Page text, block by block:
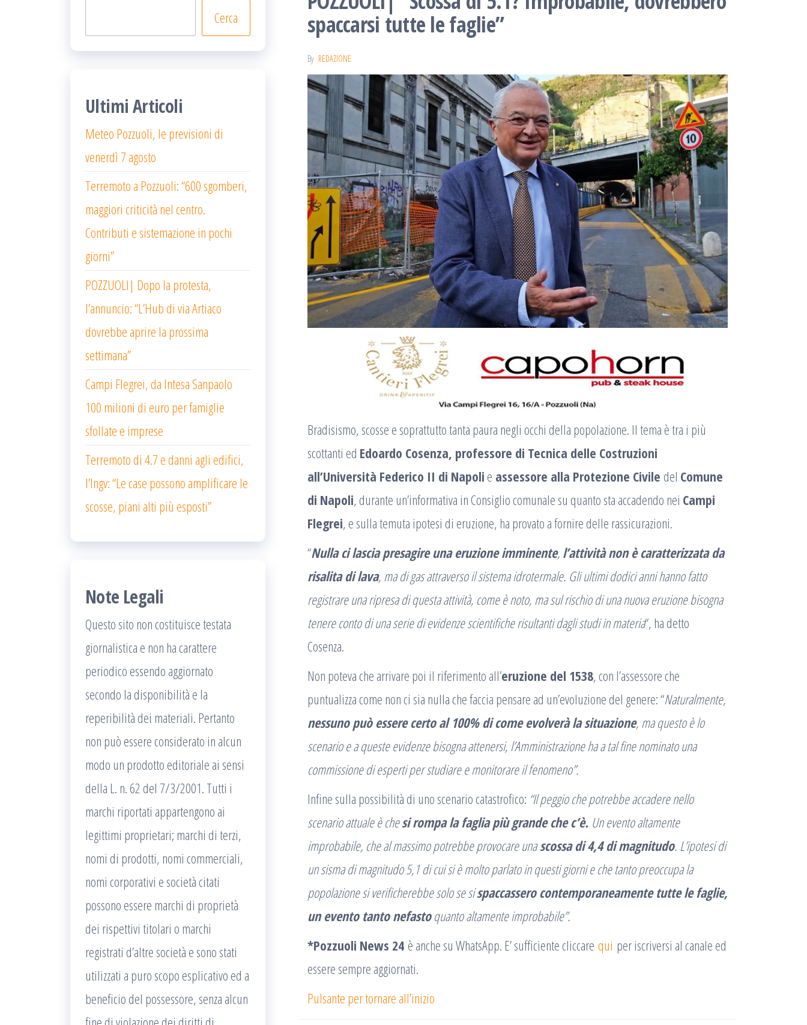
spaccarsi tutte le faglie”
By REDAZIONE
Bradisismo, scosse e soprattutto tanta paura negli occhi della popolazione. Il tema è tra i più
scottanti ed Edoardo Cosenza, professore di Tecnica delle Costruzioni
all’Università Federico II di Napoli e assessore alla Protezione Civile del Comune
di Napoli, durante un’informativa in Consiglio comunale su quanto sta accadendo nei Campi
Flegrei, e sulla temuta ipotesi di eruzione, ha provato a fornire delle rassicurazioni.
“Nulla ci lascia presagire una eruzione imminente, l’attività non è caratterizzata da
risalita di lava, ma di gas attraverso il sistema idrotermale. Gli ultimi dodici anni hanno fatto
registrare una ripresa di questa attività, come è noto, ma sul rischio di una nuova eruzione bisogna
tenere conto di una serie di evidenze scientifiche risultanti dagli studi in materia“, ha detto
Cosenza.
Non poteva che arrivare poi il riferimento all’eruzione del 1538, con l’assessore che
puntualizza come non ci sia nulla che faccia pensare ad un’evoluzione del genere: “Naturalmente,
nessuno può essere certo al 100% di come evolverà la situazione, ma questo è lo
scenario e a queste evidenze bisogna attenersi, l’Amministrazione ha a tal fine nominato una
commissione di esperti per studiare e monitorare il fenomeno”.
Infine sulla possibilità di uno scenario catastrofico: “Il peggio che potrebbe accadere nello
scenario attuale è chesi rompa la faglia più grande che c’è. Un evento altamente
improbabile, che al massimo potrebbe provocare unascossa di 4,4 di magnitudo. L’ipotesi di
un sisma di magnitudo 5,1 di cui si è molto parlato in questi giorni e che tanto preoccupa la
popolazione si verificherebbe solo se sispaccassero contemporaneamente tutte le faglie,
un evento tanto nefastoquanto altamente improbabile”.
*Pozzuoli News 24 è anche su WhatsApp. E’ sufficiente cliccare qui per iscriversi al canale ed
essere sempre aggiornati.
Pulsante per tornare all’inizio
Cerca
Ultimi Articoli
Meteo Pozzuoli, le previsioni di
venerdì 7 agosto
Terremoto a Pozzuoli: “600 sgomberi,
maggiori criticità nel centro.
Contributi e sistemazione in pochi
giorni”
POZZUOLI| Dopo la protesta,
l’annuncio: “L’Hub di via Artiaco
dovrebbe aprire la prossima
settimana”
Campi Flegrei, da Intesa Sanpaolo
100 milioni di euro per famiglie
sfollate e imprese
Terremoto di 4.7 e danni agli edifici,
l’Ingv: “Le case possono amplificare le
scosse, piani alti più esposti”
Note Legali
Questo sito non costituisce testata
giornalistica e non ha carattere
periodico essendo aggiornato
secondo la disponibilità e la
reperibilità dei materiali. Pertanto
non può essere considerato in alcun
modo un prodotto editoriale ai sensi
della L. n. 62 del 7/3/2001. Tutti i
marchi riportati appartengono ai
legittimi proprietari; marchi di terzi,
nomi di prodotti, nomi commerciali,
nomi corporativi e società citati
possono essere marchi di proprietà
dei rispettivi titolari o marchi
registrati d’altre società e sono stati
utilizzati a puro scopo esplicativo ed a
beneficio del possessore, senza alcun